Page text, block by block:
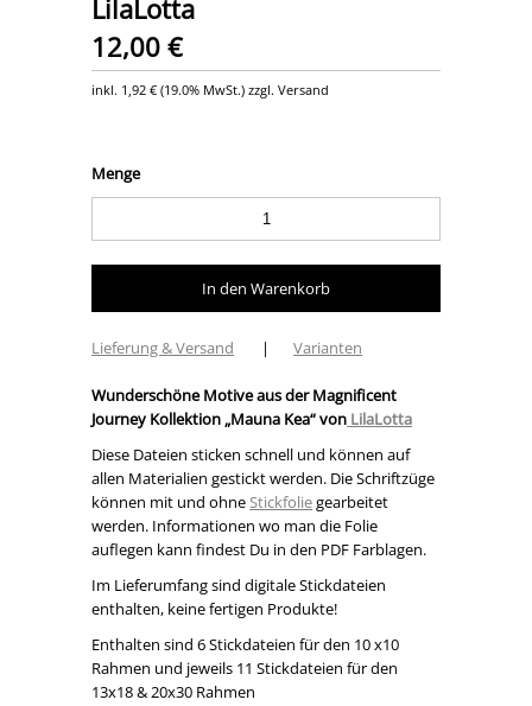
LilaLotta
12,00 €
inkl. 1,92 € (19.0% MwSt.) zzgl. Versand
Menge
Lieferung & Versand | Varianten
Wunderschöne Motive aus der Magnificent
Journey Kollektion „Mauna Kea“ von LilaLotta
Diese Dateien sticken schnell und können auf
allen Materialien gestickt werden. Die Schriftzüge
können mit und ohneStickfoliegearbeitet
werden. Informationen wo man die Folie
auflegen kann findest Du in den PDF Farblagen.
Im Lieferumfang sind digitale Stickdateien
enthalten, keine fertigen Produkte!
Enthalten sind 6 Stickdateien für den 10 x10
Rahmen und jeweils 11 Stickdateien für den
13x18 & 20x30 Rahmen